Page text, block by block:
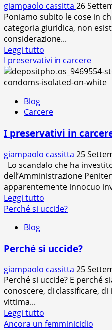
giampaolo cassitta 26
Poniamo subito le cose in
categoria giuridica, non
considerazione...
Leggi tutto
di
più
su
I preservativi in carcere
Blog
Carcere
I preservativi in
giampaolo cassitta 25
Lo scandalo che ha
dell’Amministrazione
apparentemente innocuo
Leggi tutto
di
preservativi
carcere
Perché si uccide?
Blog
Perché si uccide?
giampaolo cassitta 25
Perché si uccide? E perché
conoscere, di classificare,
vittima...
Leggi tutto
di
Ancora un femminicidio